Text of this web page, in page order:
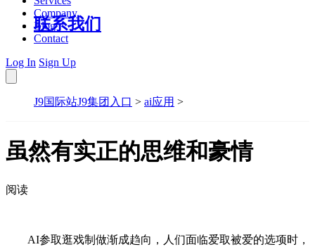
联系我们
Company
Blog
Contact
Log In Sign Up
J9国际站J9集团入口 > ai应用 >
虽然有实正的思维和豪情
阅读
AI参取逛戏制做渐成趋向，人们面临爱取被爱的选项时，